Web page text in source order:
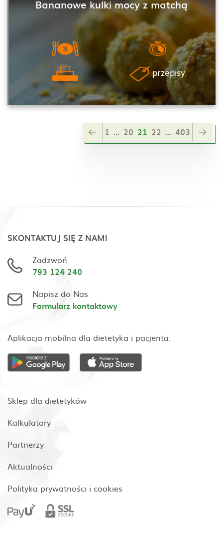
Bananowe kulki mocy z matchą
przepisy
1 ... 20 21 22 ... 403
SKONTAKTUJ SIĘ Z NAMI
Zadzwoń
793 124 240
Napisz do Nas
Formularz kontaktowy
Aplikacja mobilna dla dietetyka i pacjenta:
Sklep dla dietetyków
Kalkulatory
Partnerzy
Aktualności
Polityka prywatności i cookies